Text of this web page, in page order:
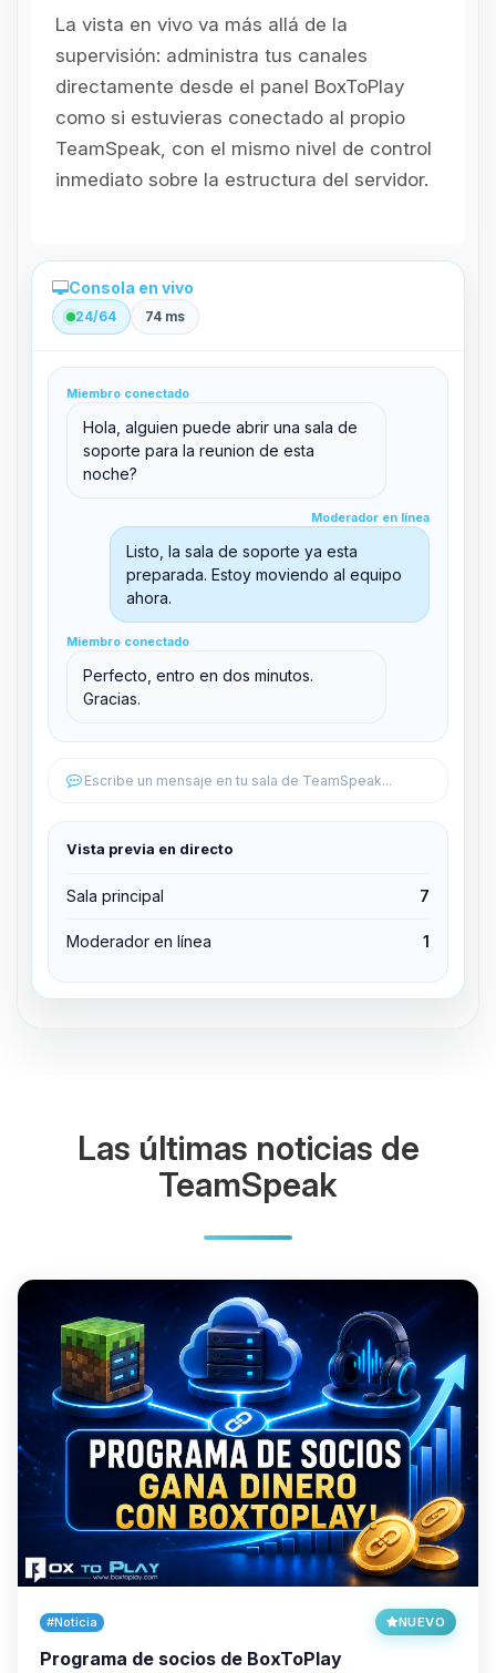
La vista en vivo va más allá de la
supervisión: administra tus canales
directamente desde el panel BoxToPlay
como si estuvieras conectado al propio
TeamSpeak, con el mismo nivel de control
inmediato sobre la estructura del servidor.
Consola en vivo
24/64 74 ms
Miembro conectado
Hola, alguien puede abrir una sala de
soporte para la reunion de esta
noche?
Moderador en línea
Listo, la sala de soporte ya esta
preparada. Estoy moviendo al equipo
ahora.
Miembro conectado
Perfecto, entro en dos minutos.
Gracias.
Escribe un mensaje en tu sala de TeamSpeak...
Vista previa en directo
Sala principal 7
Moderador en línea 1
support@boxtoplay.com
Sala principal
Miembro conectado
Sala de soporte
Editar permisos
Expulsar del canal
Las últimas noticias de
TeamSpeak
#Noticia NUEVO
Programa de socios de BoxToPlay